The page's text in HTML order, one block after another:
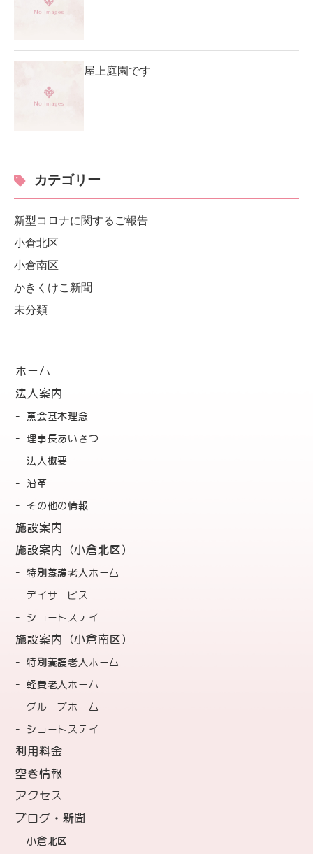
屋上庭園です
カテゴリー
新型コロナに関するご報告
小倉北区
小倉南区
かきくけこ新聞
未分類
ホーム
法人案内
薫会基本理念
理事長あいさつ
法人概要
沿革
その他の情報
施設案内
施設案内（小倉北区）
特別養護老人ホーム
デイサービス
ショートステイ
施設案内（小倉南区）
特別養護老人ホーム
軽費老人ホーム
グループホーム
ショートステイ
利用料金
空き情報
アクセス
ブログ・新聞
小倉北区